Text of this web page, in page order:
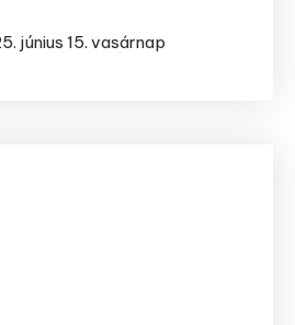
június 15. vasárnap